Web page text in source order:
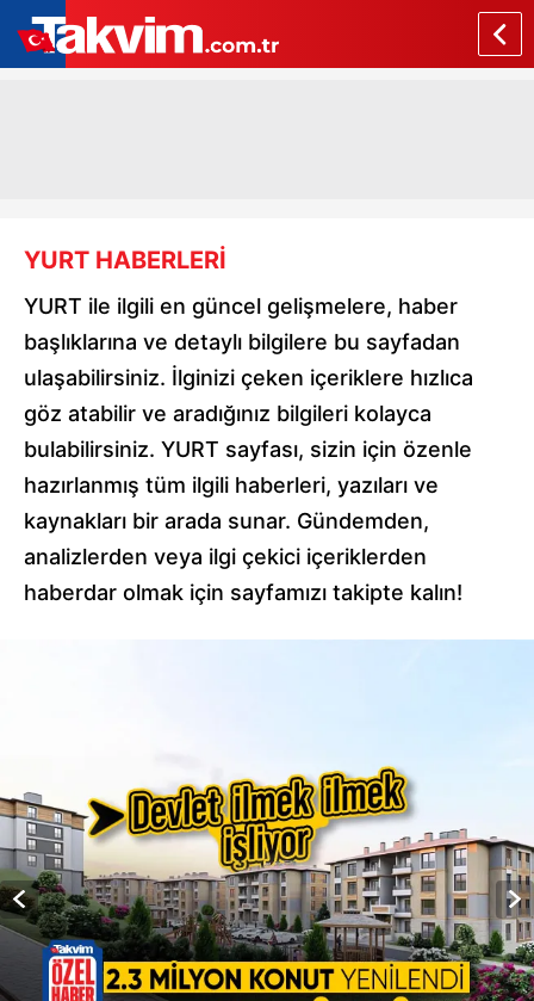
YURT HABERLERİ
YURT ile ilgili en güncel gelişmelere, haber
başlıklarına ve detaylı bilgilere bu sayfadan
ulaşabilirsiniz. İlginizi çeken içeriklere hızlıca
göz atabilir ve aradığınız bilgileri kolayca
bulabilirsiniz. YURT sayfası, sizin için özenle
hazırlanmış tüm ilgili haberleri, yazıları ve
kaynakları bir arada sunar. Gündemden,
analizlerden veya ilgi çekici içeriklerden
haberdar olmak için sayfamızı takipte kalın!